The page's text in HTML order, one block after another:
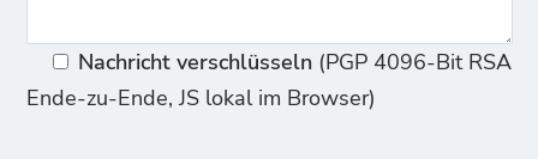
Nachricht verschlüsseln(PGP 4096-Bit RSA
Ende-zu-Ende, JS lokal im Browser)